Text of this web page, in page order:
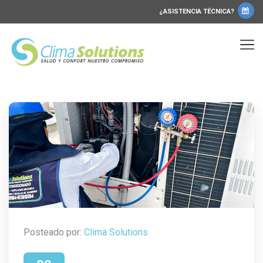
¿ASISTENCIA TÉCNICA?
Posteado por: Clima Solutions